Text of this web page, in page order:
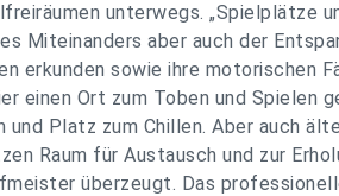
unterwegs. „Spielplätze
Miteinanders aber auch der
erkunden sowie ihre motorischen
einen Ort zum Toben und Spielen
Platz zum Chillen. Aber auch
Raum für Austausch und zur
überzeugt. Das